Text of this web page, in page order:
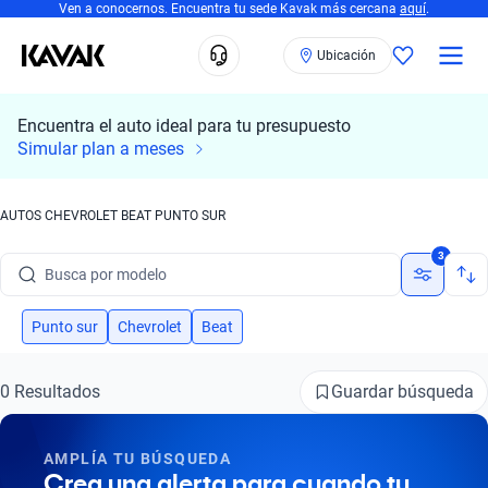
Ven a conocernos. Encuentra tu sede Kavak más cercana aquí.
Ubicación
Encuentra el auto ideal para tu presupuesto
Simular plan a meses
AUTOS CHEVROLET BEAT PUNTO SUR
Busca por modelo
Busca por versión
Busca por marca
Busca por modelo
3
Punto sur Chevrolet Beat
0 Resultados Guardar búsqueda
AMPLÍA TU BÚSQUEDA